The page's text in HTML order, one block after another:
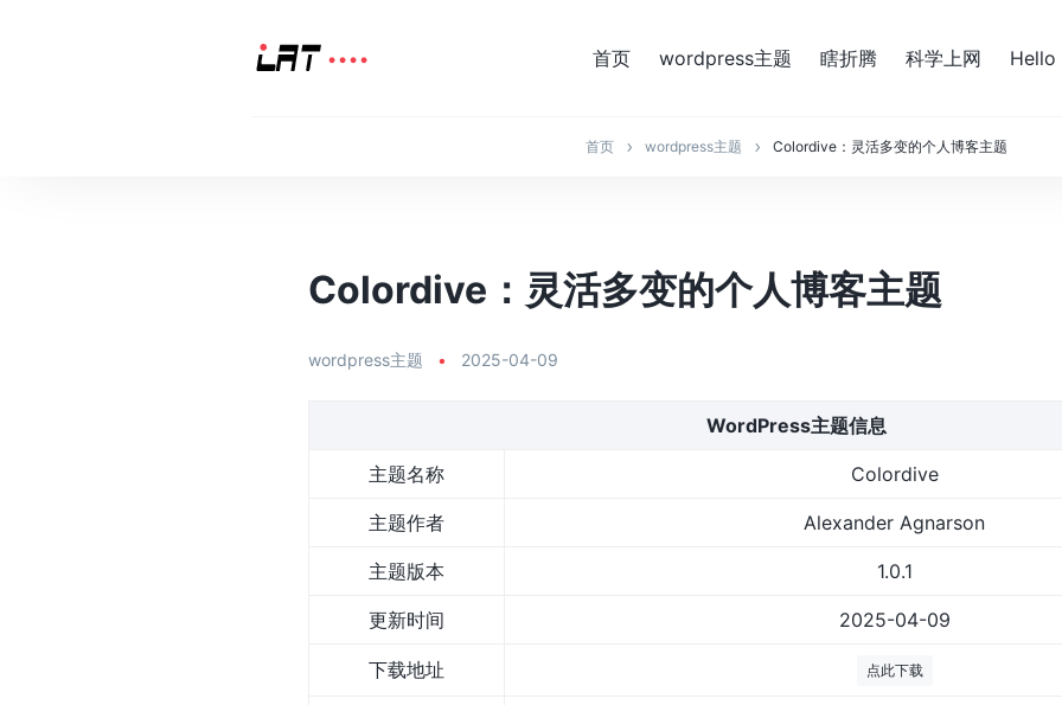
首页 wordpress主题 瞎折腾 科学上网 Hello
首页 wordpress主题 Colordive：灵活多变的个人博客主题
Colordive：灵活多变的个人博客主题
wordpress主题 • 2025-04-09
WordPress主题信息
主题名称 Colordive
主题作者 Alexander Agnarson
主题版本 1.0.1
更新时间 2025-04-09
下载地址 点此下载